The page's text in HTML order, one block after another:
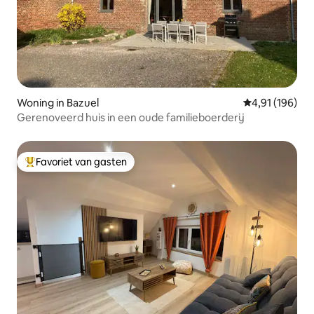
Woning in Bazuel Gemiddelde
4,91 (196)
Gerenoveerd huis in een oude familieboerderij
Topfavoriet van gasten
Favoriet van gasten